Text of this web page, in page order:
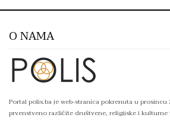
O NAMA
Portal polis.ba je web-stranica pokrenuta u prosincu
prvenstveno različite društvene, religijske i kulturne